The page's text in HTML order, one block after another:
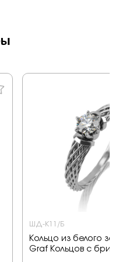
ШД-К11/Б
Кольцо из белого
Graf Кольцов с
и согласен с условиями